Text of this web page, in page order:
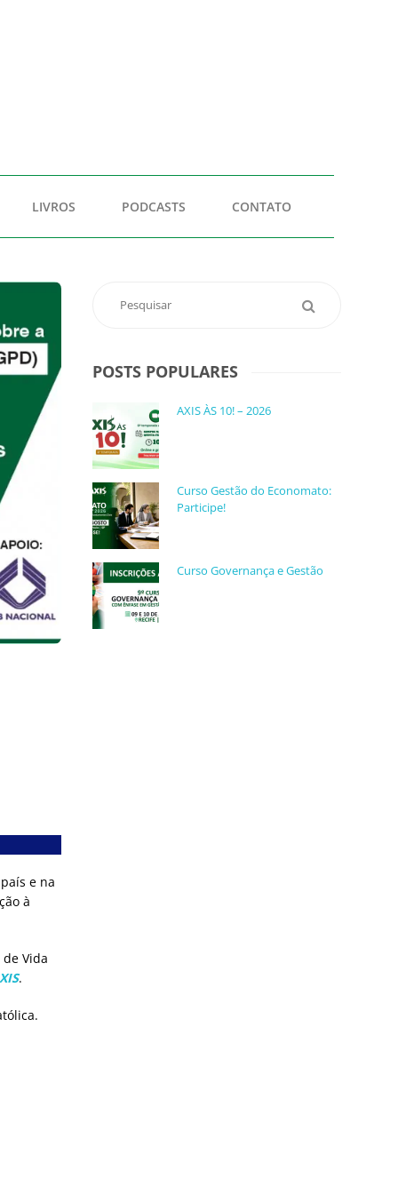
LIVROS PODCASTS CONTATO
e na
à
Vida
.
POSTS POPULARES
AXIS ÀS 10! – 2026
Curso Gestão do Economato:
Participe!
Curso Governança e Gestão